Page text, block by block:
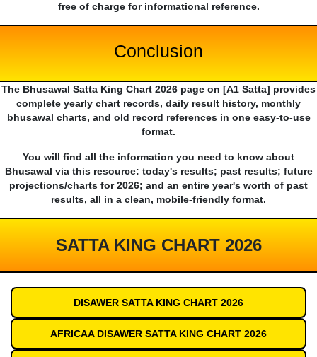
free of charge for informational reference.
Conclusion
The Bhusawal Satta King Chart 2026 page on [A1 Satta] provides
complete yearly chart records, daily result history, monthly
bhusawal charts, and old record references in one easy-to-use
format.
You will find all the information you need to know about
Bhusawal via this resource: today's results; past results; future
projections/charts for 2026; and an entire year's worth of past
results, all in a clean, mobile-friendly format.
SATTA KING CHART 2026
DISAWER SATTA KING CHART 2026
AFRICAA DISAWER SATTA KING CHART 2026